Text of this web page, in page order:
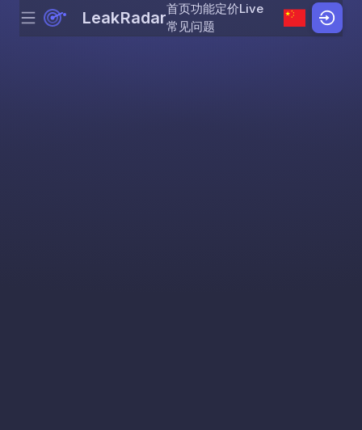
Skip to content
Menu LeakRadar首页功能定价Live
常见问题